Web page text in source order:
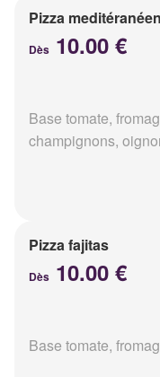
Pizza
Dès 10.00 €
Base tomate,
champignons,
Pizza fajitas
Dès 10.00 €
Base tomate,